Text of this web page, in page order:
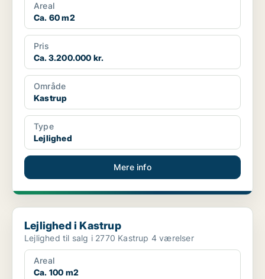
Areal
Ca. 60 m2
Pris
Ca. 3.200.000 kr.
Område
Kastrup
Type
Lejlighed
Mere info
Lejlighed i Kastrup
Lejlighed i Kastrup
Lejlighed til salg i 2770 Kastrup 4 værelser
Areal
Ca. 100 m2